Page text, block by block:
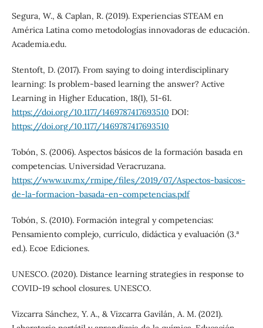
Segura, W., & Caplan, R. (2019). Experiencias STEAM en
América Latina como metodologías innovadoras de educación.
Academia.edu.
Stentoft, D. (2017). From saying to doing interdisciplinary
learning: Is problem-based learning the answer? Active
Learning in Higher Education, 18(1), 51-61.
https://doi.org/10.1177/1469787417693510 DOI:
https://doi.org/10.1177/1469787417693510
Tobón, S. (2006). Aspectos básicos de la formación basada en
competencias. Universidad Veracruzana.
https://www.uv.mx/rmipe/files/2019/07/Aspectos-basicos-
de-la-formacion-basada-en-competencias.pdf
Tobón, S. (2010). Formación integral y competencias:
Pensamiento complejo, currículo, didáctica y evaluación (3.ª
ed.). Ecoe Ediciones.
UNESCO. (2020). Distance learning strategies in response to
COVID-19 school closures. UNESCO.
Vizcarra Sánchez, Y. A., & Vizcarra Gavilán, A. M. (2021).